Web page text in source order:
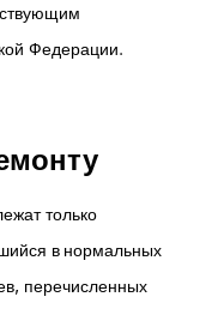
Федерации.
только
в нормальных
перечисленных